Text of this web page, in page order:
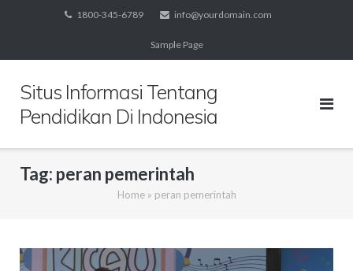
1800-345-6789 info@yourdomain.com
Sample Page
Situs Informasi Tentang
Pendidikan Di Indonesia
Tag: peran pemerintah
Home» peran pemerintah